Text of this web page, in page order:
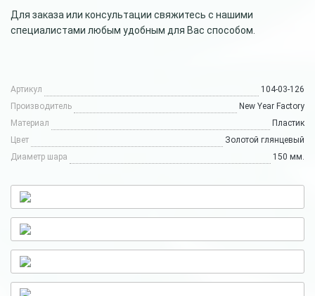
Для заказа или консультации свяжитесь с нашими
специалистами любым удобным для Вас способом.
Артикул
104-03-126
Производитель
New Year Factory
Материал
Пластик
Цвет
Золотой глянцевый
Диаметр шара
150 мм.